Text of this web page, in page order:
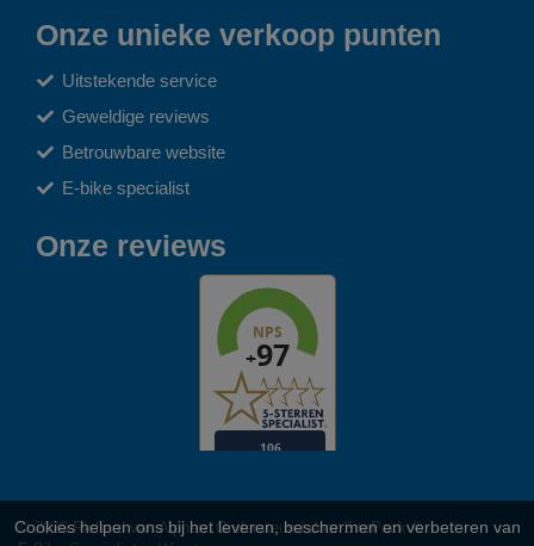
Onze unieke verkoop punten
Uitstekende service
Geweldige reviews
Betrouwbare website
E-bike specialist
Onze reviews
© 2026 Richard van Alphen. Ondersteund doorSitePack ®
Cookies helpen ons bij het leveren, beschermen en verbeteren van